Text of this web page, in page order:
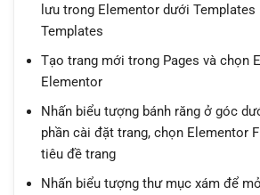
lưu trong Elementor dưới Templates
Templates
Tạo trang mới trong Pages và chọn
Elementor
Nhấn biểu tượng bánh răng ở góc
phần cài đặt trang, chọn Elementor
tiêu đề trang
Nhấn biểu tượng thư mục xám để